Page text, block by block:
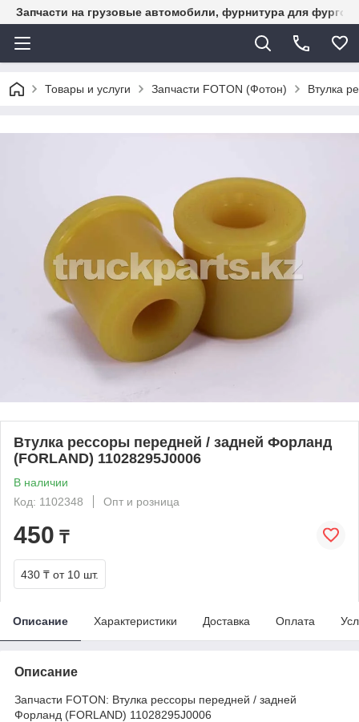
Запчасти на грузовые автомобили, фурнитура для
Товары и услуги Запчасти FOTON (Фотон) Втулка
Втулка рессоры передней / задней Форланд
(FORLAND) 11028295J0006
В наличии
Код: 1102348
Опт и розница
450 ₸
430 ₸ от 10 шт.
Описание Характеристики Доставка Оплата
Описание
Запчасти FOTON: Втулка рессоры передней / задней
Форланд (FORLAND) 11028295J0006